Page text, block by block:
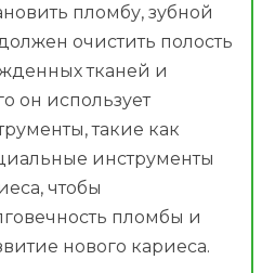
пломбу, зубной
очистить полость
тканей и
он использует
такие как
инструменты
чтобы
пломбы и
нового кариеса.